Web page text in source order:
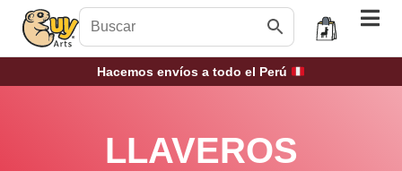
Hacemos envíos a todo el Perú
LLAVEROS